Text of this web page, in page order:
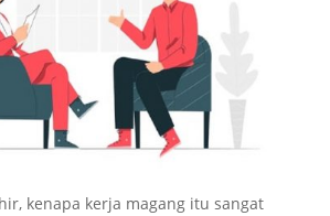
kenapa kerja magang itu sangat